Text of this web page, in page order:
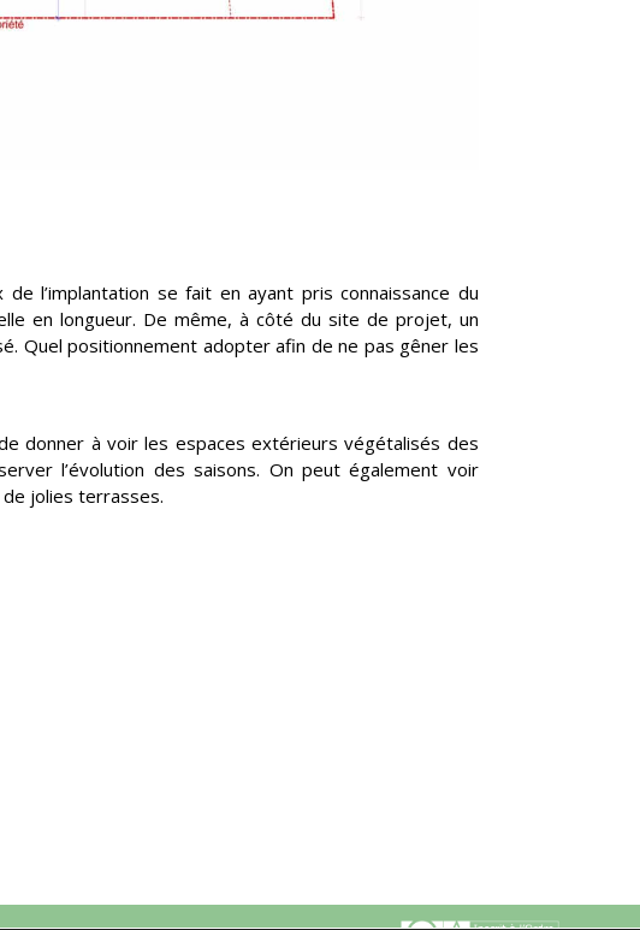
l’implantation se fait en ayant pris connaissance du
en longueur. De même, à côté du site de projet, un
Quel positionnement adopter afin de ne pas gêner les
donner à voir les espaces extérieurs végétalisés des
l’évolution des saisons. On peut également voir
jolies terrasses.